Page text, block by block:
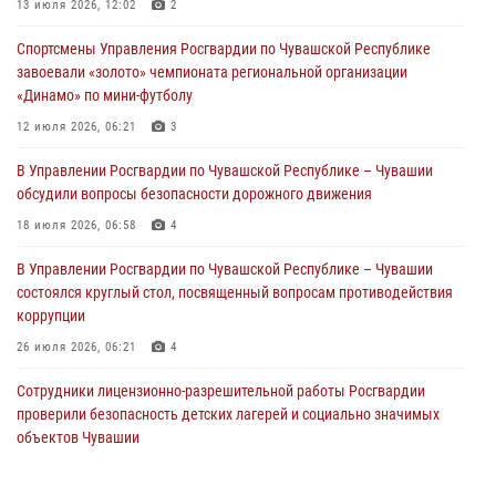
В Ядрине сотрудники Росгвардии задержали подозреваемого в
01 августа 2026, 06:12
1 августа – День дежурной службы войск национальной гвардии
Российской Федерации
Директор Росгвардии Герой России генерал армии Виктор Золотов
поздравил специалистов подразделений тыла с профессиональным
01 августа 2026, 00:01
13 июля 2026, 12:02 2
Спортсмены Управления Росгвардии по Чувашской Республике
завоевали «золото» чемпионата региональной организации
«Динамо» по мини-футболу
12 июля 2026, 06:21 3
В Управлении Росгвардии по Чувашской Республике – Чувашии
обсудили вопросы безопасности дорожного движения
18 июля 2026, 06:58 4
В Управлении Росгвардии по Чувашской Республике – Чувашии
состоялся круглый стол, посвященный вопросам противодействия
коррупции
26 июля 2026, 06:21 4
Сотрудники лицензионно-разрешительной работы Росгвардии
проверили безопасность детских лагерей и социально значимых
объектов Чувашии